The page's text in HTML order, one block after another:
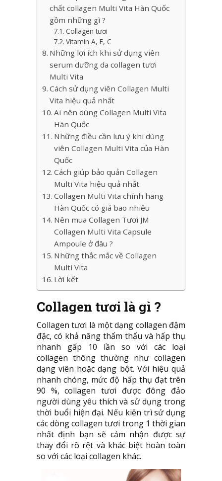
chất collagen Multi Vita Hàn Quốc
gồm những gì ?
Collagen tươi
Vitamin A, E, C
Những lợi ích khi sử dụng viên
serum dưỡng da collagen tươi
Multi Vita
Cách sử dụng viên Collagen Multi
Vita hiệu quả nhất
Ai nên dùng Collagen Multi Vita
Hàn Quốc
Những điều cần lưu ý khi dùng
viên Collagen Multi Vita của Hàn
Quốc
Cách giúp bảo quản Collagen
Multi Vita hiệu quả nhất
Collagen Multi Vita chính hãng
Hàn Quốc có giá bao nhiêu
Nên mua Collagen Tươi JM
Collagen Multi Vita Capsule
Ampoule ở đâu ?
Những thắc mắc về Collagen
Multi Vita
Lời kết
Collagen tươi là gì ?
Collagen tươi là một dạng collagen đậm
đặc, có khả năng thẩm thấu và hấp thụ
nhanh gấp 10 lần so với các loại
collagen thông thường như collagen
dạng viên hoặc dạng bột. Với hiệu quả
nhanh chóng, mức độ hấp thụ đạt trên
90 %, collagen tươi được đông đảo
người dùng yêu thích và sử dụng trong
thời buổi hiện đại. Nếu kiên trì sử dụng
các dòng collagen tươi trong 1 thời gian
nhất định bạn sẽ cảm nhận được sự
thay đổi rõ rệt và khác biệt hoàn toàn
so với các loại collagen khác.